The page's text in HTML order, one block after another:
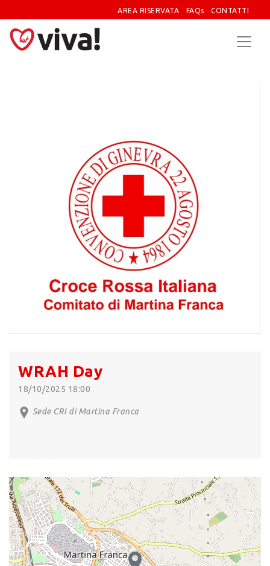
AREA RISERVATA FAQs CONTATTI
WRAH Day
18/10/2025 18:00
Sede CRI di Martina Franca